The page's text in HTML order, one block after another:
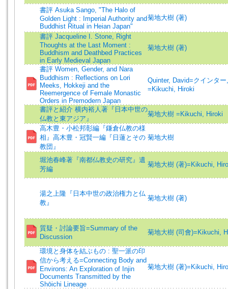
書評 Asuka Sango, "The Halo of
Golden Light : Imperial Authority and
Buddhist Ritual in Heian Japan"
菊地大樹 (著)
書評 Jacqueline I. Stone, Right
Thoughts at the Last Moment :
Buddhism and Deathbed Practices
in Early Medieval Japan
菊地大樹 (著)
書評 Women, Gender, and Nara
Buddhism : Reflections on Lori
Meeks, Hokkeji and the
Reemergence of Female Monastic
Orders in Premodern Japan
Quinter, David=クインタ
=Kikuchi, Hiroki
書評と紹介 横内裕人著『日本中世の
仏教と東アジア』
菊地大樹 =Kikuchi, Hiroki
高木豊・小松邦彰編『鎌倉仏教の様
相』高木豊・冠賢一編『日蓮とその
教団』
菊地大樹
堀池春峰著『南都仏教史の研究』遺
芳編
菊地大樹 (著)=Kikuchi,
湯之上隆『日本中世の政治権力と仏
教』
菊地大樹 (著)
質疑・討論要旨=Summary of the
Discussion
菊地大樹 (司會)=Kikuchi,
環境と身体を結ぶもの : 聖一派の印
信から考える=Connecting Body and
Environs: An Exploration of Injin
Documents Transmitted by the
Shōichi Lineage
菊地大樹 (著)=Kikuchi,